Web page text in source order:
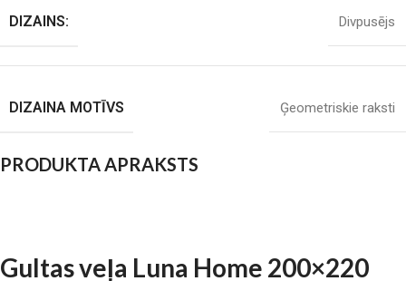
DIZAINS: Divpusējs
DIZAINA MOTĪVS Ģeometriskie raksti
PRODUKTA APRAKSTS
Gultas veļa Luna Home 200×220